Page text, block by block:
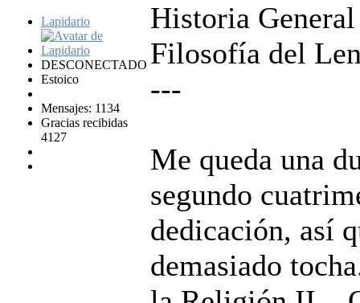
Lapidario
DESCONECTADO
Estoico
Mensajes: 1134
Gracias recibidas
4127
Historia
Filosofía del
---
Me queda una
segundo
dedicación, así
demasiado